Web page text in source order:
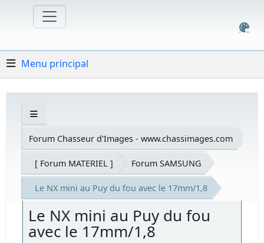
Menu principal
Forum Chasseur d'Images - www.chassimages.com
[ Forum MATERIEL ] Forum SAMSUNG
Le NX mini au Puy du fou avec le 17mm/1,8
Le NX mini au Puy du fou
avec le 17mm/1,8